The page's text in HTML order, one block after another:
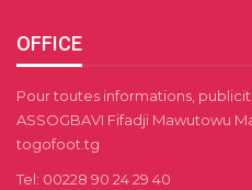
OFFICE
Pour toutes informations,
ASSOGBAVI Fifadji Mawutowu
togofoot.tg
Tel: 00228 90 24 29 40